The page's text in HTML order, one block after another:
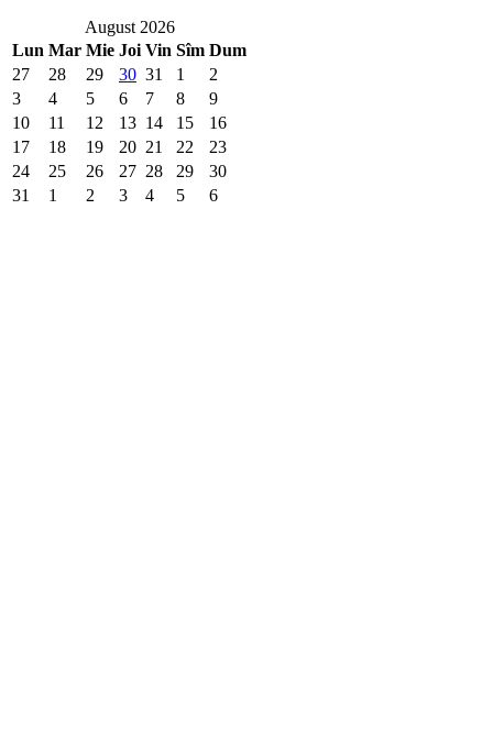
August 2026
Lun Mar Mie Joi Vin Sîm Dum
27
28 29 30 31 1
2
3
4 5 6 7 8
9
10
11 12 13 14 15
16
17
18 19 20 21 22
23
24
25 26 27 28 29
30
31
1 2 3 4 5 6